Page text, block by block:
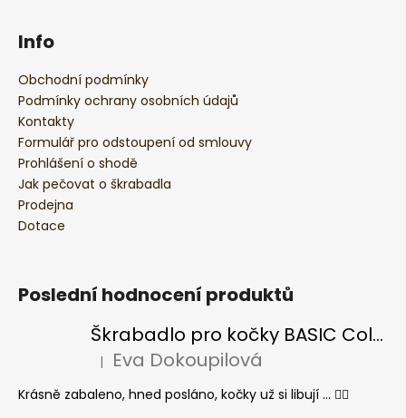
Info
Obchodní podmínky
Podmínky ochrany osobních údajů
Kontakty
Formulář pro odstoupení od smlouvy
Prohlášení o shodě
Jak pečovat o škrabadla
Prodejna
Dotace
Poslední hodnocení produktů
Škrabadlo pro kočky BASIC Colour
Hodnocení produktu je 5 z 5 hvězdiček.
| Eva Dokoupilová
Krásně zabaleno, hned posláno, kočky už si libují ... 👍🏻